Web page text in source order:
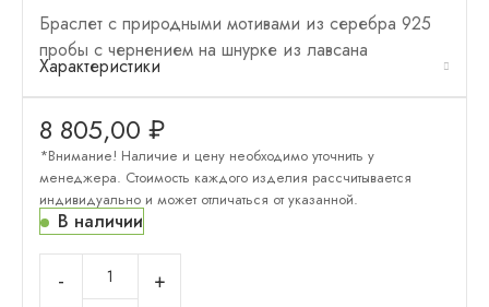
Браслет с природными мотивами из серебра 925
пробы с чернением на шнурке из лавсана
Характеристики
8 805,00 ₽
*Внимание! Наличие и цену необходимо уточнить у
менеджера. Стоимость каждого изделия рассчитывается
индивидуально и может отличаться от указанной.
В наличии